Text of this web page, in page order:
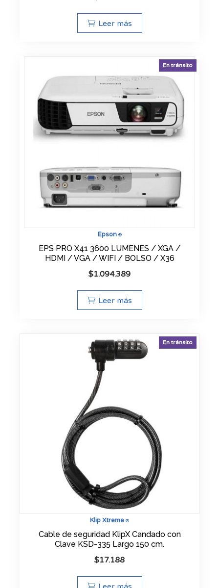
Leer más
Epson®
En tránsito
EPS PRO X41 3600 LUMENES / XGA /
HDMI / VGA / WIFI / BOLSO / X36
$1.094.389
Leer más
Klip Xtreme ®
En tránsito
Cable de seguridad KlipX Candado con
Clave KSD-335 Largo 150 cm.
$17.188